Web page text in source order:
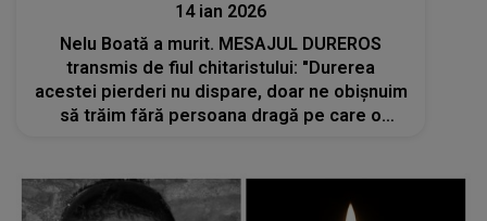
14 ian 2026
Nelu Boată a murit. MESAJUL DUREROS
transmis de fiul chitaristului: "Durerea
acestei pierderi nu dispare, doar ne obişnuim
să trăim fără persoana dragă pe care o